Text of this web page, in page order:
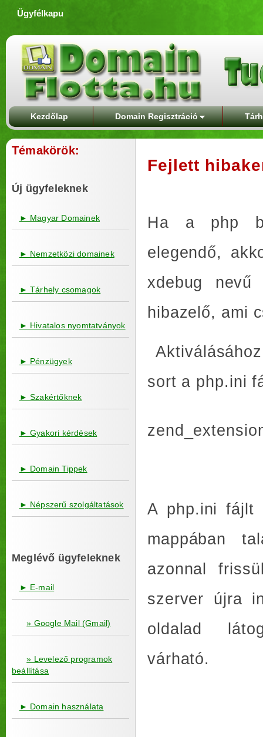
Ügyfélkapu
Kezdőlap Domain Regisztráció
Témakörök:
Új ügyfeleknek
► Magyar Domainek
► Nemzetközi domainek
► Tárhely csomagok
► Hivatalos nyomtatványok
► Pénzügyek
► Szakértőknek
► Gyakori kérdések
► Domain Tippek
► Népszerű szolgáltatások
Meglévő ügyfeleknek
► E-mail
» Google Mail (Gmail)
» Levelező programok
beállítása
► Domain használata
Fejlett
Ha a php
elegendő,
xdebug nevű
hibazelő, ami
sort a php.ini
A php.ini fájlt
mappában
azonnal
szerver újra
oldalad
várható.